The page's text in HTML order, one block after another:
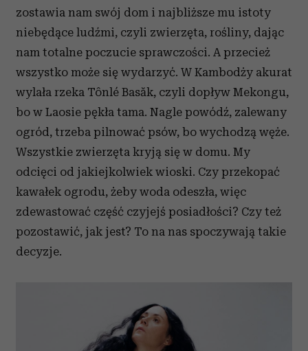
zostawia nam swój dom i najbliższe mu istoty
niebędące ludźmi, czyli zwierzęta, rośliny, dając
nam totalne poczucie sprawczości. A przecież
wszystko może się wydarzyć. W Kambodży akurat
wylała rzeka Tônlé Basăk, czyli dopływ Mekongu,
bo w Laosie pękła tama. Nagle powódź, zalewany
ogród, trzeba pilnować psów, bo wychodzą węże.
Wszystkie zwierzęta kryją się w domu. My
odcięci od jakiejkolwiek wioski. Czy przekopać
kawałek ogrodu, żeby woda odeszła, więc
zdewastować część czyjejś posiadłości? Czy też
pozostawić, jak jest? To na nas spoczywają takie
decyzje.